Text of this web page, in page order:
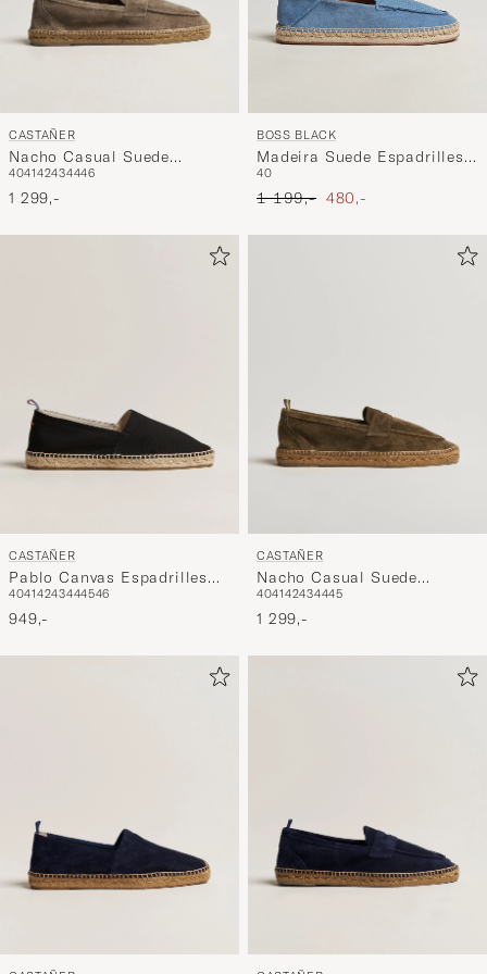
CASTAÑER
Nacho Casual Suede
Loafers Topo
404142434446
1 299,-
BOSS BLACK
Madeira Suede Espadrilles
Open Blue
40
Ordinary pris
1 199,- Nedsat pris
480,-
CASTAÑER
Pablo Canvas Espadrilles
Negro
40414243444546
949,-
CASTAÑER
Nacho Casual Suede
Loafers Verde Bosque
404142434445
1 299,-